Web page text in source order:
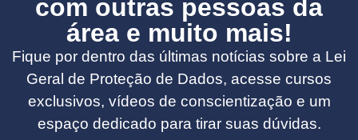
com outras pessoas da
área e muito mais!
Fique por dentro das últimas notícias sobre a Lei
Geral de Proteção de Dados, acesse cursos
exclusivos, vídeos de conscientização e um
espaço dedicado para tirar suas dúvidas.